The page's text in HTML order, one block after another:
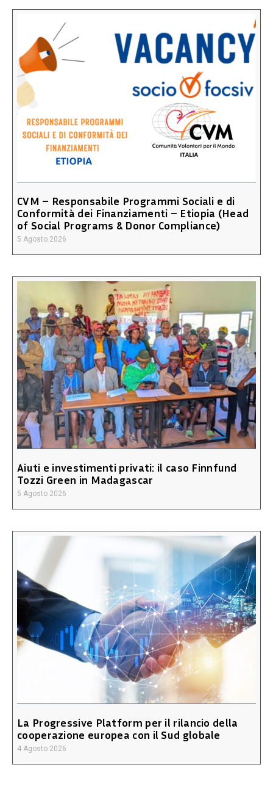
CVM – Responsabile Programmi Sociali e di
Conformità dei Finanziamenti – Etiopia (Head
of Social Programs & Donor Compliance)
5 Agosto 2026
Aiuti e investimenti privati: il caso Finnfund
Tozzi Green in Madagascar
5 Agosto 2026
La Progressive Platform per il rilancio della
cooperazione europea con il Sud globale
4 Agosto 2026